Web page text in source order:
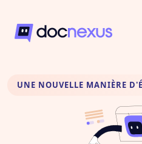
UNE NOUVELLE MANIÈRE